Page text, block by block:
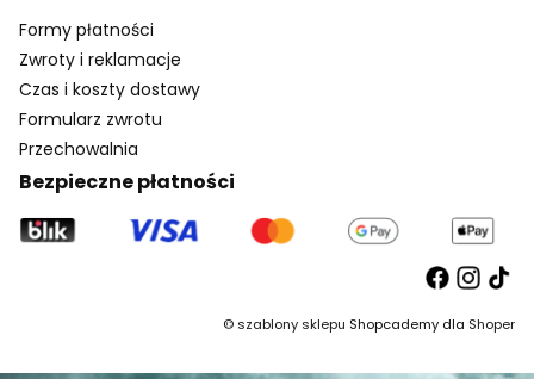
Formy płatności
Zwroty i reklamacje
Czas i koszty dostawy
Formularz zwrotu
Przechowalnia
Bezpieczne płatności
©szablony sklepu Shopcademy dla Shoper